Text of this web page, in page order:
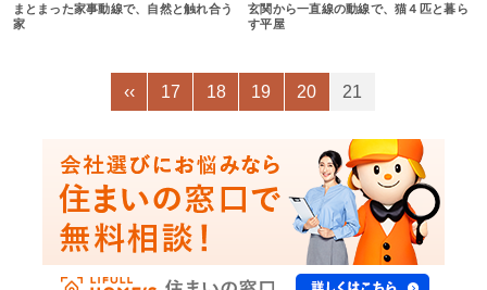
まとまった家事動線で、自然と触れ合う
家
玄関から一直線の動線で、猫４匹と暮ら
す平屋
‹‹ 17 18 19 20 21